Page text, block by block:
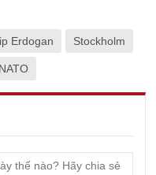
Erdogan Stockholm